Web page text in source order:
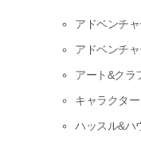
アドベンチ
アドベンチ
アート&クラ
キャラクタ
ハッスル&ハ